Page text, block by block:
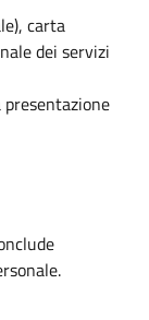
carta
dei servizi